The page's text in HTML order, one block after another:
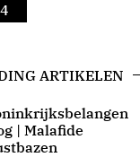
ARTIKELEN
| Malafide